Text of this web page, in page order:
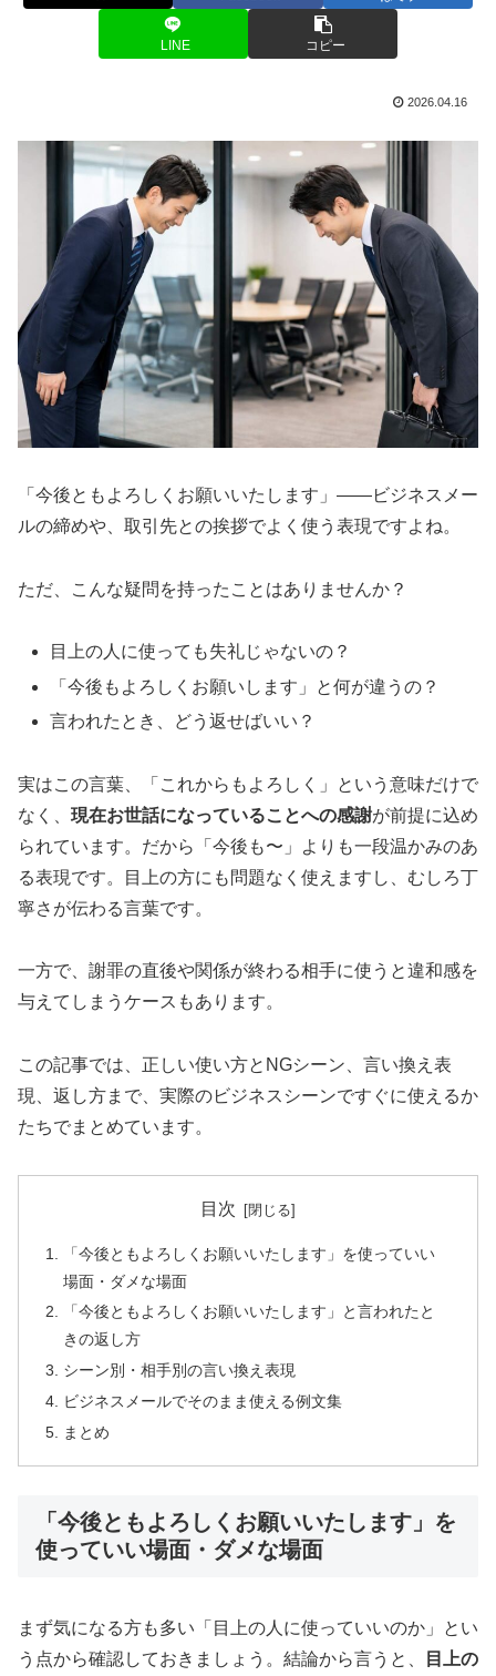
LINE コピー
2026.04.16
「今後ともよろしくお願いいたします」——ビジネスメー
ルの締めや、取引先との挨拶でよく使う表現ですよね。
ただ、こんな疑問を持ったことはありませんか？
目上の人に使っても失礼じゃないの？
「今後もよろしくお願いします」と何が違うの？
言われたとき、どう返せばいい？
実はこの言葉、「これからもよろしく」という意味だけで
なく、 現在お世話になっていることへの感謝が前提に込め
られています。だから「今後も〜」よりも一段温かみのあ
る表現です。目上の方にも問題なく使えますし、むしろ丁
寧さが伝わる言葉です。
一方で、謝罪の直後や関係が終わる相手に使うと違和感を
与えてしまうケースもあります。
この記事では、正しい使い方とNGシーン、言い換え表
現、返し方まで、実際のビジネスシーンですぐに使えるか
たちでまとめています。
目次
「今後ともよろしくお願いいたします」を使っていい
場面・ダメな場面
「今後ともよろしくお願いいたします」と言われたと
きの返し方
シーン別・相手別の言い換え表現
ビジネスメールでそのまま使える例文集
まとめ
「今後ともよろしくお願いいたします」を
使っていい場面・ダメな場面
まず気になる方も多い「目上の人に使っていいのか」とい
う点から確認しておきましょう。結論から言うと、
目上の